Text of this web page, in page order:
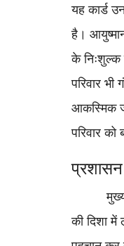
यह कार्ड
है।
के निःशुल्क
परिवार
आकस्मिक
परिवार
की दिशा में